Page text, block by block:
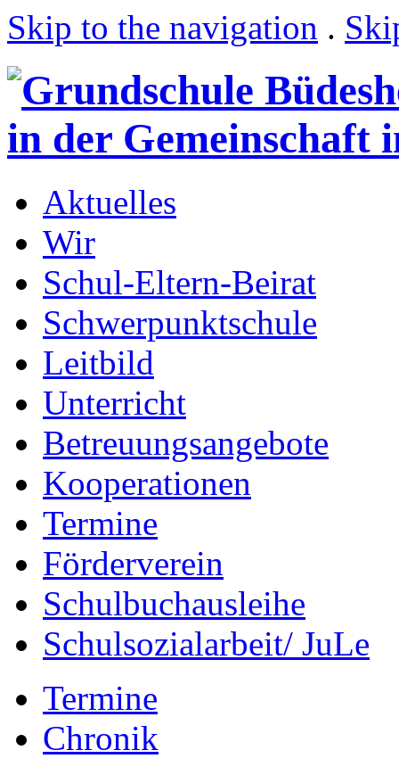
Skip to the navigation .
Aktuelles
Wir
Schul-Eltern-Beirat
Schwerpunktschule
Leitbild
Unterricht
Betreuungsangebote
Kooperationen
Termine
Förderverein
Schulbuchausleihe
Schulsozialarbeit/ JuLe
Termine
Chronik